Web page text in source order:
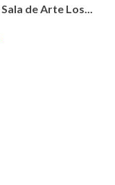
Sala de Arte Los...